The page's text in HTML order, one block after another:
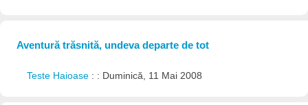
Aventură trăsnită, undeva departe de tot
Teste Haioase : : Duminică, 11 Mai 2008